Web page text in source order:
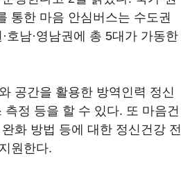
통한 마음 안심버스는 수도권
호남·영남권에 총 5대가 가동한
공간을 활용한 방역인력 정신
측정 등을 할 수 있다. 또 마음건
화 방법 등에 대한 정신건강 전
원한다.